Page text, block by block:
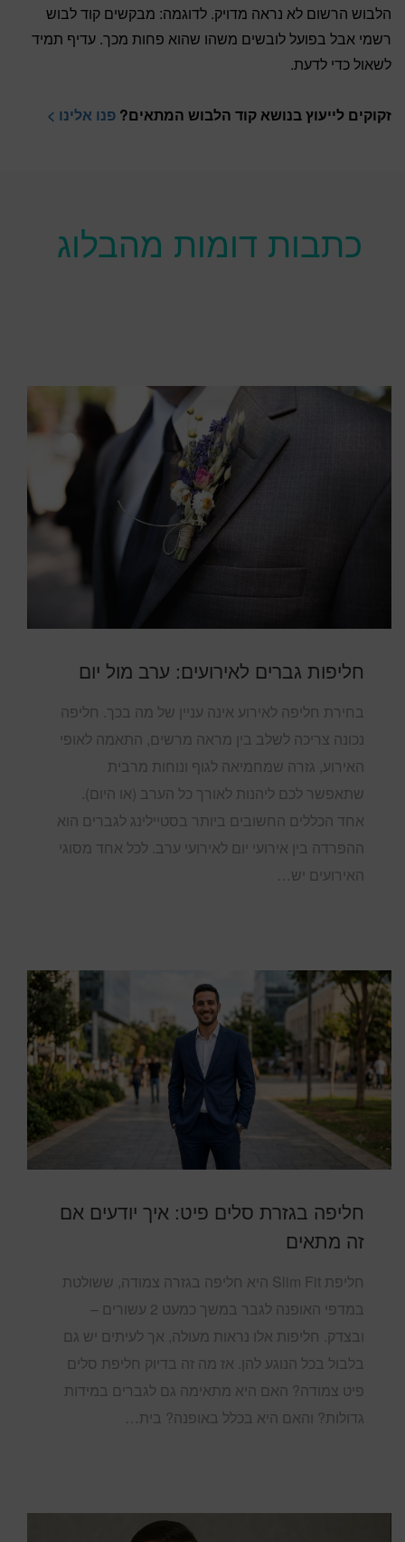
הלבוש הרשום לא נראה מדויק. לדוגמה: מבקשים קוד לבוש
רשמי אבל בפועל לובשים משהו שהוא פחות מכך. עדיף תמיד
לשאול כדי לדעת.
זקוקים לייעוץ בנושא קוד הלבוש המתאים? פנו אלינו >
כתבות דומות מהבלוג
חליפות גברים לאירועים: ערב מול יום
בחירת חליפה לאירוע אינה עניין של מה בכך. חליפה
נכונה צריכה לשלב בין מראה מרשים, התאמה לאופי
האירוע, גזרה שמחמיאה לגוף ונוחות מרבית
שתאפשר לכם ליהנות לאורך כל הערב (או היום).
אחד הכללים החשובים ביותר בסטיילינג לגברים הוא
ההפרדה בין אירועי יום לאירועי ערב. לכל אחד מסוגי
האירועים יש…
חליפה בגזרת סלים פיט: איך יודעים אם
זה מתאים
חליפת Slim Fit היא חליפה בגזרה צמודה, ששולטת
במדפי האופנה לגבר במשך כמעט 2 עשורים –
ובצדק. חליפות אלו נראות מעולה, אך לעיתים יש גם
בלבול בכל הנוגע להן. אז מה זה בדיוק חליפת סלים
פיט צמודה? האם היא מתאימה גם לגברים במידות
גדולות? והאם היא בכלל באופנה? בית…